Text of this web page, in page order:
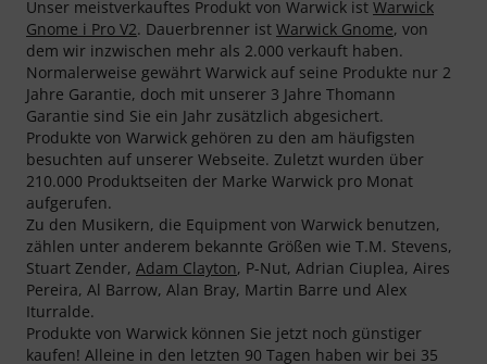
Unser meistverkauftes Produkt von Warwick ist Warwick
Gnome i Pro V2. Dauerbrenner ist Warwick Gnome, von
dem wir inzwischen mehr als 2.000 verkauft haben.
Normalerweise gewährt Warwick auf seine Produkte nur 2
Jahre Garantie, doch mit unserer 3 Jahre Thomann
Garantie sind Sie ein Jahr zusätzlich abgesichert.
Produkte von Warwick gehören zu den am häufigsten
besuchten auf unserer Webseite. Zuletzt wurden über
210.000 Produktseiten der Marke Warwick pro Monat
aufgerufen.
Zu den Musikern, die Equipment von Warwick benutzen,
zählen unter anderem bekannte Größen wie T.M. Stevens,
Stuart Zender, Adam Clayton, P-Nut, Adrian Ciuplea, Aires
Pereira, Al Barrow, Alan Bray, Martin Barre und Alex
Iturralde.
Produkte von Warwick können Sie jetzt noch günstiger
kaufen! Alleine in den letzten 90 Tagen haben wir bei 35